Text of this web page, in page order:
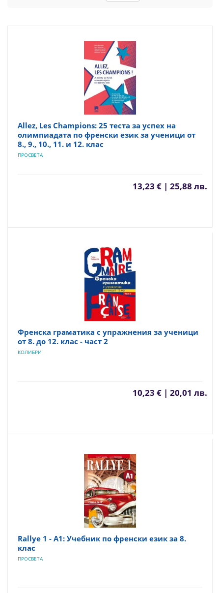
Allez, Les Champions: 25 теста за успех на
олимпиадата по френски език за ученици от
8., 9., 10., 11. и 12. клас
ПРОСВЕТА
13,23 € | 25,88 лв.
Френска граматика с упражнения за ученици
от 8. до 12. клас - част 2
КОЛИБРИ
10,23 € | 20,01 лв.
Rallye 1 - A1: Учебник по френски език за 8.
клас
ПРОСВЕТА